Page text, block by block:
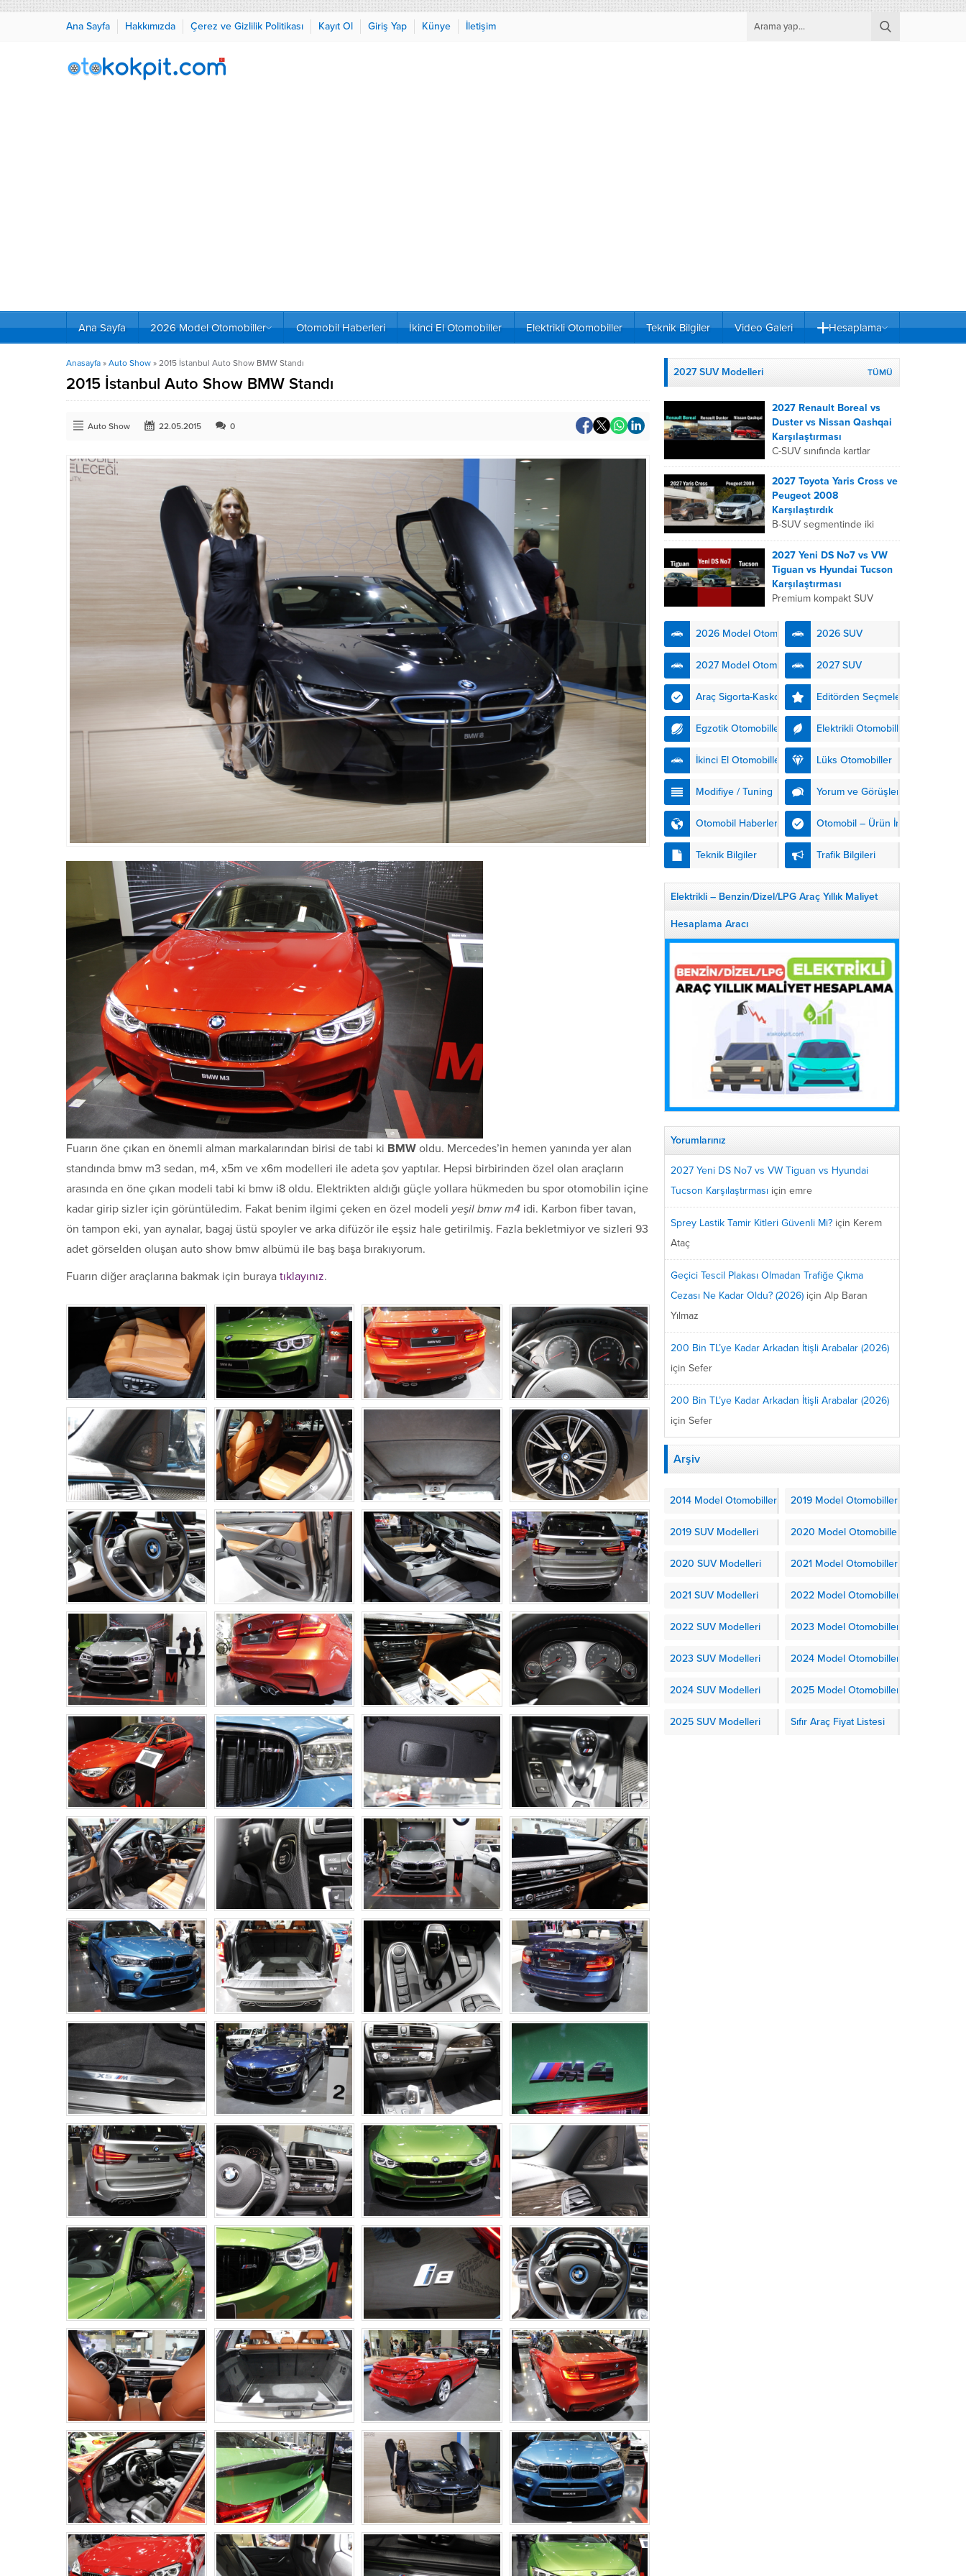
Ana Sayfa Hakkımızda Çerez ve Gizlilik Politikası Kayıt Ol Giriş Yap Künye İletişim
Ana Sayfa 2026 Model Otomobiller Otomobil Haberleri İkinci El Otomobiller Elektrikli Otomobiller Teknik Bilgiler Video Galeri Hesaplama
Anasayfa » Auto Show » 2015 İstanbul Auto Show BMW Standı
2015 İstanbul Auto Show BMW Standı
Auto Show 22.05.2015 0
Fuarın öne çıkan en önemli alman markalarından birisi de tabi ki BMW oldu. Mercedes’in hemen yanında yer alan
standında bmw m3 sedan, m4, x5m ve x6m modelleri ile adeta şov yaptılar. Hepsi birbirinden özel olan araçların
arasında en öne çıkan modeli tabi ki bmw i8 oldu. Elektrikten aldığı güçle yollara hükmeden bu spor otomobilin içine
kadar girip sizler için görüntüledim. Fakat benim ilgimi çeken en özel modeli yeşil bmw m4 idi. Karbon fiber tavan,
ön tampon eki, yan aynalar, bagaj üstü spoyler ve arka difüzör ile eşsiz hale getirilmiş. Fazla bekletmiyor ve sizleri 93
adet görselden oluşan auto show bmw albümü ile baş başa bırakıyorum.
Fuarın diğer araçlarına bakmak için buraya tıklayınız.
2027 SUV Modelleri TÜMÜ
2027 Renault Boreal vs
Duster vs Nissan Qashqai
Karşılaştırması
C-SUV sınıfında kartlar
yeniden dağıtıldı. 2027
Renault Boreal, Renault
Duster ve Nissan Qashqai;
her biri farklı bir sürüş
deneyimi, motor...
2027 Toyota Yaris Cross ve
Peugeot 2008
Karşılaştırdık
B-SUV segmentinde iki
önemli oyuncu olan 2027
Toyota Yaris
Cross ve Peugeot 2008,
farklı mühendislik
felsefeleriyle kullanıcıların
hibrit teknolojisindeki
uzmanlığını...
2027 Yeni DS No7 vs VW
Tiguan vs Hyundai Tucson
Karşılaştırması
Premium kompakt SUV
isteyen 2027 DS No7,
kendinden şarjlı hibrit
teknolojisiyle buluşturuyor.
DS Automobiles’in yeni...
2026 Model Otomobiller 2026 SUV
2027 Model Otomobiller 2027 SUV
Araç Sigorta-Kasko Editörden Seçmeler
Egzotik Otomobiller Elektrikli Otomobiller
İkinci El Otomobiller Lüks Otomobiller
Modifiye / Tuning Yorum ve Görüşler
Otomobil Haberleri Otomobil – Ürün İnceleme
Teknik Bilgiler Trafik Bilgileri
Elektrikli – Benzin/Dizel/LPG Araç Yıllık Maliyet
Hesaplama Aracı
Yorumlarınız
2027 Yeni DS No7 vs VW Tiguan vs Hyundai
Tucson Karşılaştırması için emre
Sprey Lastik Tamir Kitleri Güvenli Mi? için Kerem
Ataç
Geçici Tescil Plakası Olmadan Trafiğe Çıkma
Cezası Ne Kadar Oldu? (2026) için Alp Baran
Yılmaz
200 Bin TL’ye Kadar Arkadan İtişli Arabalar (2026)
için Sefer
200 Bin TL’ye Kadar Arkadan İtişli Arabalar (2026)
için Sefer
Arşiv
2014 Model Otomobiller 2019 Model Otomobiller
2019 SUV Modelleri 2020 Model Otomobiller
2020 SUV Modelleri 2021 Model Otomobiller
2021 SUV Modelleri 2022 Model Otomobiller
2022 SUV Modelleri 2023 Model Otomobiller
2023 SUV Modelleri 2024 Model Otomobiller
2024 SUV Modelleri 2025 Model Otomobiller
2025 SUV Modelleri Sıfır Araç Fiyat Listesi